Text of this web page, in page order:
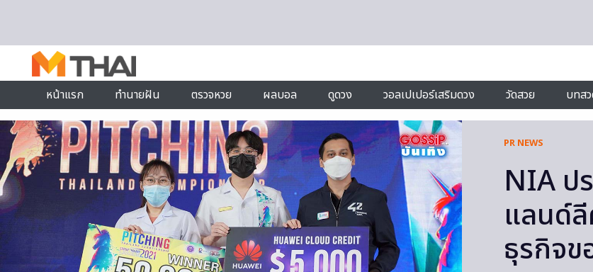
หน้าแรก
ทำนายฝัน ตรวจหวย ผลบอล ดูดวง วอลเปเปอร์เสริมดวง วัดสวย บทส
PR NEWS
NIA ป
แลนด์
ธุรกิจข